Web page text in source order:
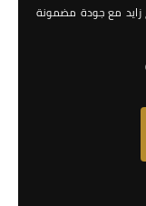
زايد مع جودة مضمونة